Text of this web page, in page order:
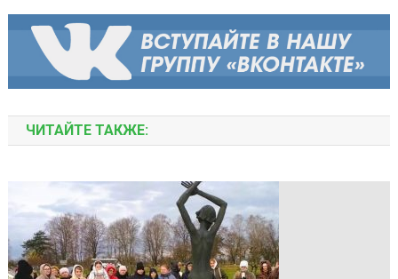
ЧИТАЙТЕ ТАКЖЕ: